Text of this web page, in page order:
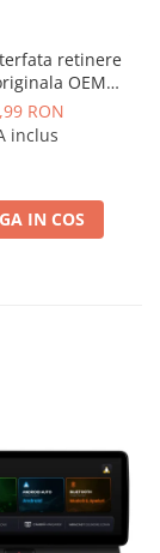
retinere
OEM
Volkswagen,
BGCWCOEM
RON
inclus
IN COS